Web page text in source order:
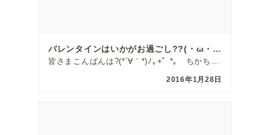
バレンタインはいかがお過ごし??(・ω・。)??？？
皆さまこんばんは?(*´∀｀*)ﾉ｡+ﾟ *｡ ちかちゃんでーす♪ もうそろそろ１月も […]
2016年1月28日